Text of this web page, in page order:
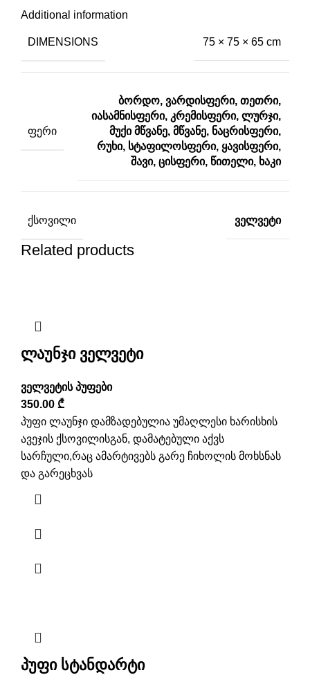
Additional information
DIMENSIONS 75 × 75 × 65 cm
ᲤᲔᲠᲘ
ბორდო, ვარდისფერი, თეთრი,
იასამნისფერი, კრემისფერი, ლურჯი,
მუქი მწვანე, მწვანე, ნაცრისფერი,
რუხი, სტაფილოსფერი, ყავისფერი,
შავი, ცისფერი, წითელი, ხაკი
ᲥᲡᲝᲕᲘᲚᲘ ველვეტი
Related products
ლაუნჯი ველვეტი
ველვეტის პუფები
350.00 ₾
პუფი ლაუნჯი დამზადებულია უმაღლესი ხარისხის
ავეჯის ქსოვილისგან, დამატებული აქვს
სარჩული,რაც ამარტივებს გარე ჩიხოლის მოხსნას
და გარეცხვას
პუფი სტანდარტი